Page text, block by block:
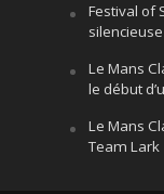
Festival of
Le Mans
le début
Le Mans
Team Lark